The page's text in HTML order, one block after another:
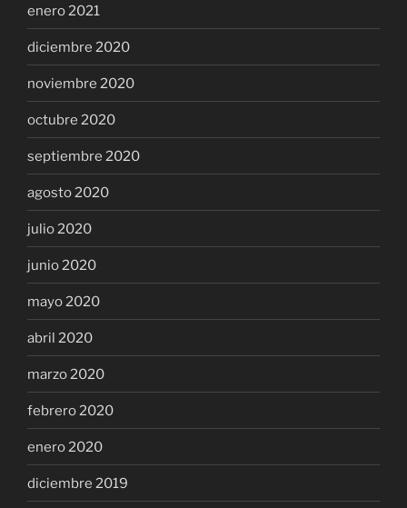
enero 2021
diciembre 2020
noviembre 2020
octubre 2020
septiembre 2020
agosto 2020
julio 2020
junio 2020
mayo 2020
abril 2020
marzo 2020
febrero 2020
enero 2020
diciembre 2019